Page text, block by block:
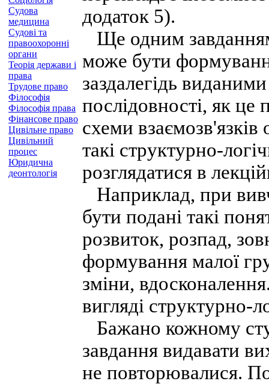
Судова
медицина
Судові та
правоохоронні
органи
Теорія держави і
права
Трудове право
Філософія
Філософія права
Фінансове право
Цивільне право
Цивільний
процес
Юридична
деонтологія
додаток 5).
Ще одним
може бути
заздалегідь
послідовності, як це
схеми
такі структурно-
розглядатися в
Наприклад, при
бути подані такі
розвиток, розпад,
формування малої
зміни,
вигляді структурно-
Бажано кожному
завдання видавати
не повторювалися.